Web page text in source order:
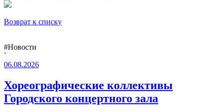
Возврат к списку
#Новости
`
06.08.2026
Хореографические коллективы
Городского концертного зала